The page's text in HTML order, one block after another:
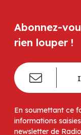
Abonnez-
rien louper !
En soumettant ce
informations
newsletter de